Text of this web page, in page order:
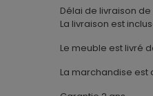
Délai de livraison de
La livraison est
Le meuble est livré
La marchandise